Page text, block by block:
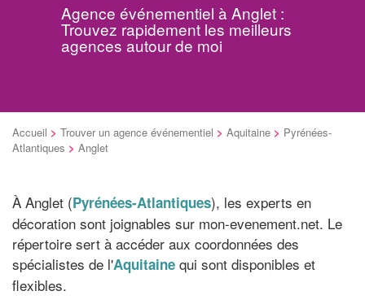
Agence événementiel à Anglet :
Trouvez rapidement les meilleurs
agences autour de moi
Accueil > Trouver un agence événementiel > Aquitaine > Pyrénées-
Atlantiques > Anglet
À Anglet (Pyrénées-Atlantiques), les experts en
décoration sont joignables sur mon-evenement.net. Le
répertoire sert à accéder aux coordonnées des
spécialistes de l'Aquitaine qui sont disponibles et
flexibles.